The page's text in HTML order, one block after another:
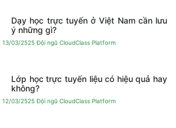
Dạy học trực tuyến ở Việt Nam cần lưu
ý những gì?
13/03/2525 Đội ngũ CloudClass Platform
Lớp học trực tuyến liệu có hiệu quả hay
không?
12/03/2525 Đội ngũ CloudClass Platform